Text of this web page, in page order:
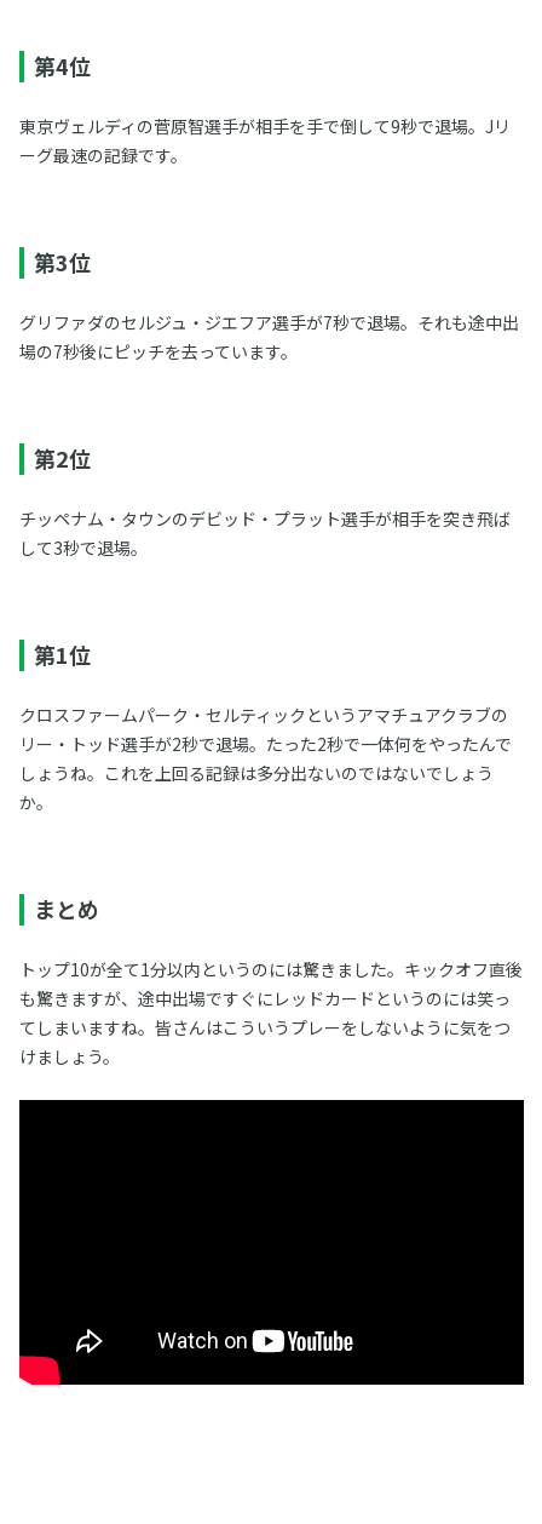
第4位
東京ヴェルディの菅原智選手が相手を手で倒して9秒で退場。Jリ
ーグ最速の記録です。
第3位
グリファダのセルジュ・ジエフア選手が7秒で退場。それも途中出
場の7秒後にピッチを去っています。
第2位
チッペナム・タウンのデビッド・プラット選手が相手を突き飛ば
して3秒で退場。
第1位
クロスファームパーク・セルティックというアマチュアクラブの
リー・トッド選手が2秒で退場。たった2秒で一体何をやったんで
しょうね。これを上回る記録は多分出ないのではないでしょう
か。
まとめ
トップ10が全て1分以内というのには驚きました。キックオフ直後
も驚きますが、途中出場ですぐにレッドカードというのには笑っ
てしまいますね。皆さんはこういうプレーをしないように気をつ
けましょう。